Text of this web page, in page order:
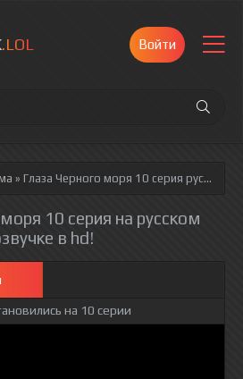
.LOL Войти
» Глаза Черного моря 10 серия русская озвучка полностью смотреть онлайн!
10 серия на русском
в hd!
на 10 серии